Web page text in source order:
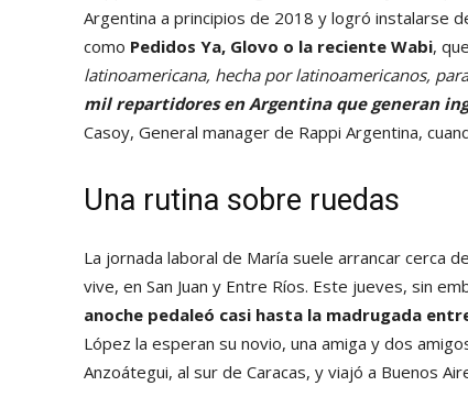
Argentina a principios de 2018 y logró instalarse
como Pedidos Ya, Glovo o la reciente Wabi,
latinoamericana, hecha por latinoamericanos,
mil repartidores en Argentina que generan
Casoy, General manager de Rappi Argentina,
Una rutina sobre ruedas
La jornada laboral de María suele arrancar cerca
vive, en San Juan y Entre Ríos. Este jueves, sin
anoche pedaleó casi hasta la madrugada
López la esperan su novio, una amiga y dos
Anzoátegui, al sur de Caracas, y viajó a Buenos